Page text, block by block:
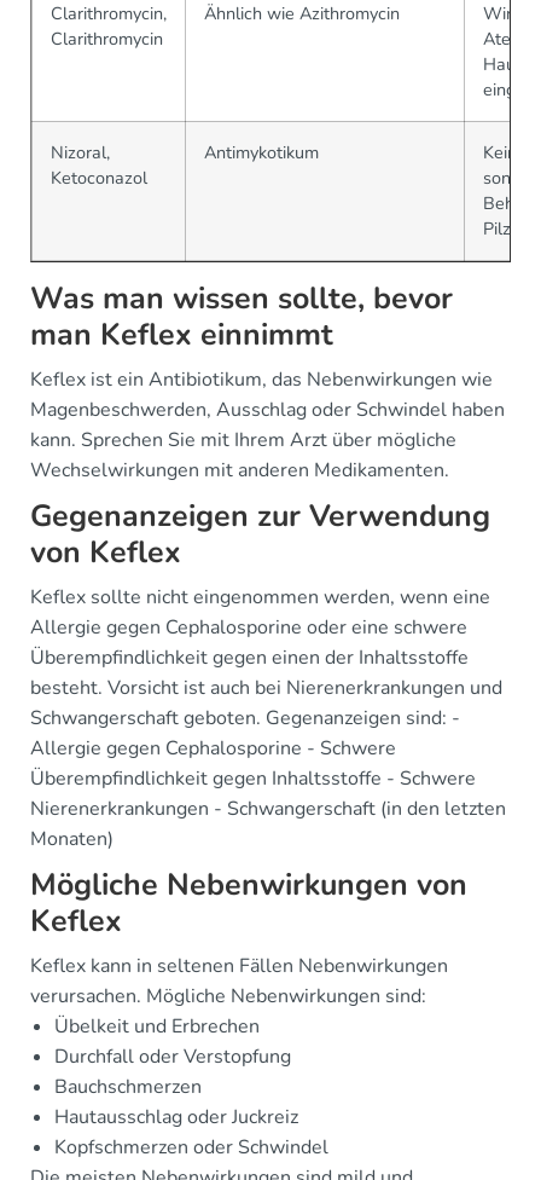
Clarithromycin,
Clarithromycin
Ähnlich wie Azithromycin
Wird
Nizoral,
Ketoconazol
Antimykotikum
Kein
Was man wissen sollte, bevor
man Keflex einnimmt
Keflex ist ein Antibiotikum, das Nebenwirkungen wie
Magenbeschwerden, Ausschlag oder Schwindel haben
kann. Sprechen Sie mit Ihrem Arzt über mögliche
Wechselwirkungen mit anderen Medikamenten.
Gegenanzeigen zur Verwendung
von Keflex
Keflex sollte nicht eingenommen werden, wenn eine
Allergie gegen Cephalosporine oder eine schwere
Überempfindlichkeit gegen einen der Inhaltsstoffe
besteht. Vorsicht ist auch bei Nierenerkrankungen und
Schwangerschaft geboten. Gegenanzeigen sind: -
Allergie gegen Cephalosporine - Schwere
Überempfindlichkeit gegen Inhaltsstoffe - Schwere
Nierenerkrankungen - Schwangerschaft (in den letzten
Monaten)
Mögliche Nebenwirkungen von
Keflex
Keflex kann in seltenen Fällen Nebenwirkungen
verursachen. Mögliche Nebenwirkungen sind:
Übelkeit und Erbrechen
Durchfall oder Verstopfung
Bauchschmerzen
Hautausschlag oder Juckreiz
Kopfschmerzen oder Schwindel